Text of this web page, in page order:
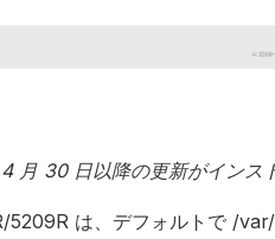
月 30 日以降の更新がインス
は、デフォルトで /